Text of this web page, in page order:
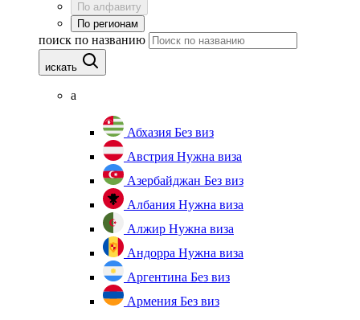
По алфавиту
По регионам
поиск по названию
искать
а
Абхазия Без виз
Австрия Нужна виза
Азербайджан Без виз
Албания Нужна виза
Алжир Нужна виза
Андорра Нужна виза
Аргентина Без виз
Армения Без виз